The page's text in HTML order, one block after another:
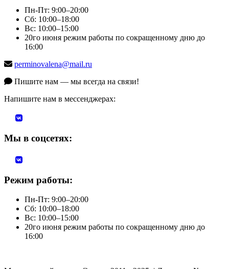
Пн-Пт: 9:00–20:00
Сб: 10:00–18:00
Вс: 10:00–15:00
20го июня режим работы по сокращенному дню до
16:00
perminovalena@mail.ru
Пишите нам — мы всегда на связи!
Напишите нам в мессенджерах:
Мы в соцсетях:
Режим работы:
Пн-Пт: 9:00–20:00
Сб: 10:00–18:00
Вс: 10:00–15:00
20го июня режим работы по сокращенному дню до
16:00